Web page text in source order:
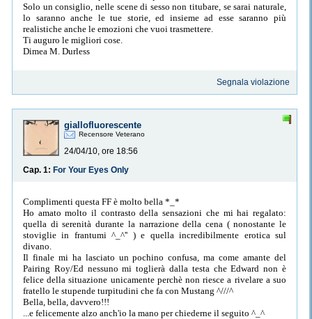
Solo un consiglio, nelle scene di sesso non titubare, se sarai naturale,
lo saranno anche le tue storie, ed insieme ad esse saranno più
realistiche anche le emozioni che vuoi trasmettere.
Ti auguro le migliori cose.
Dimea M. Durless
Segnala violazione
giallofluorescente
Recensore Veterano
24/04/10, ore 18:56
Cap. 1: For Your Eyes Only
Complimenti questa FF è molto bella *_*
Ho amato molto il contrasto della sensazioni che mi hai regalato:
quella di serenità durante la narrazione della cena ( nonostante le
stoviglie in frantumi ^_^'' ) e quella incredibilmente erotica sul
divano.
Il finale mi ha lasciato un pochino confusa, ma come amante del
Pairing Roy/Ed nessuno mi toglierà dalla testa che Edward non è
felice della situazione unicamente perchè non riesce a rivelare a suo
fratello le stupende turpitudini che fa con Mustang ^///^
Bella, bella, davvero!!!
...e felicemente alzo anch'io la mano per chiederne il seguito ^_^